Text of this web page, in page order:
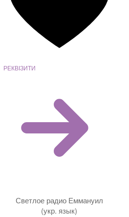
РЕКВІЗИТИ
Светлое радио Еммануил
(укр. язык)